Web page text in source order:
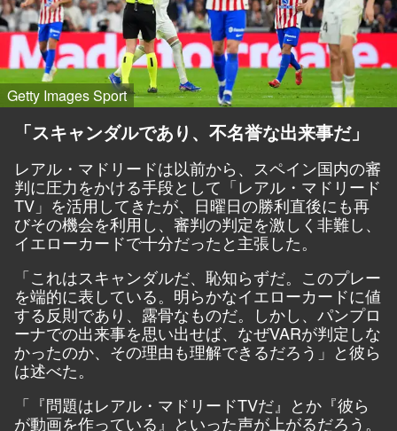
Getty Images Sport
「スキャンダルであり、不名誉な出来事だ」
レアル・マドリードは以前から、スペイン国内の審
判に圧力をかける手段として「レアル・マドリード
TV」を活用してきたが、日曜日の勝利直後にも再
びその機会を利用し、審判の判定を激しく非難し、
イエローカードで十分だったと主張した。
「これはスキャンダルだ、恥知らずだ。このプレー
を端的に表している。明らかなイエローカードに値
する反則であり、露骨なものだ。しかし、パンプロ
ーナでの出来事を思い出せば、なぜVARが判定しな
かったのか、その理由も理解できるだろう」と彼ら
は述べた。
「『問題はレアル・マドリードTVだ』とか『彼ら
が動画を作っている』といった声が上がるだろう。